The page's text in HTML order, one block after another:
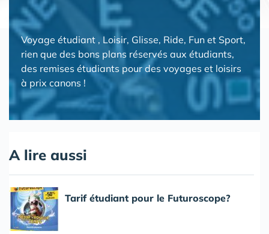
Voyage étudiant , Loisir, Glisse, Ride, Fun et Sport,
rien que des bons plans réservés aux étudiants,
des remises étudiants pour des voyages et loisirs
à prix canons !
A lire aussi
Tarif étudiant pour le Futuroscope?